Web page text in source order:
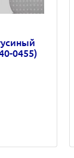
0455)